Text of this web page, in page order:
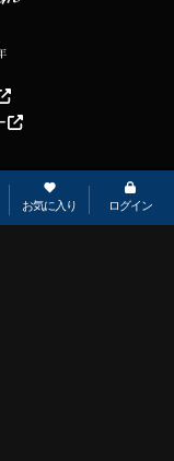
お気に入り ログイン
マーケット(ギター＆